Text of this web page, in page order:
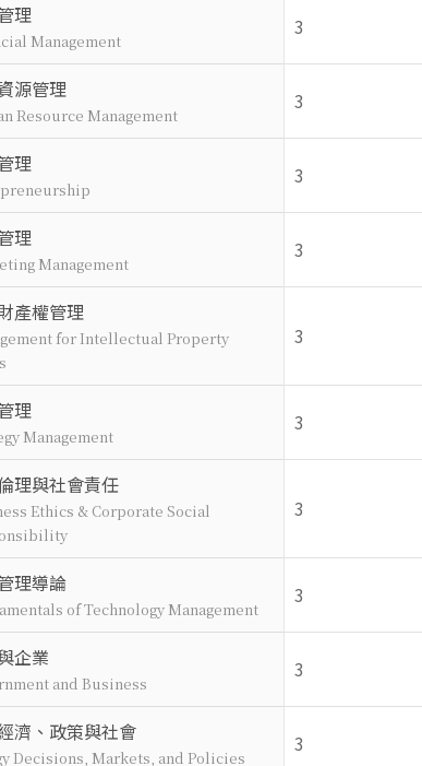
理
Management
3
源管理
Resource Management
3
理 3
理
Management
3
產權管理
for Intellectual Property
3
理
Management
3
理與社會責任
Ethics & Corporate Social
3
理導論
of Technology Management
3
企業
and Business
3
濟、政策與社會
Decisions, Markets, and Policies
3